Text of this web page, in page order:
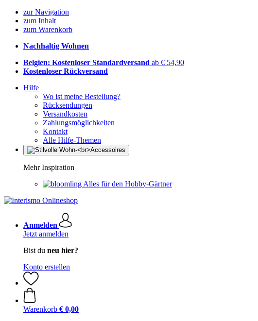
zur Navigation
zum Inhalt
zum Warenkorb
Nachhaltig Wohnen
Belgien: Kostenloser Standardversand ab € 54,90
Kostenloser Rückversand
Hilfe
Wo ist meine Bestellung?
Rücksendungen
Versandkosten
Zahlungsmöglichkeiten
Kontakt
Alle Hilfe-Themen
Mehr Inspiration
Alles für den Hobby-Gärtner
Anmelden
Jetzt anmelden
Bist du neu hier?
Konto erstellen
Warenkorb € 0,00